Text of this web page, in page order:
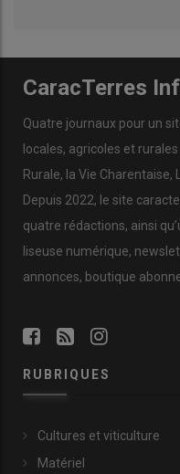
CaracTerres
Quatre journaux pour un
locales, agricoles et
Rurale, la Vie Charentaise,
Depuis 2022, le site
quatre rédactions, ainsi
liseuse numérique,
annonces, boutique
RUBRIQUES
Cultures et viticulture
Matériel